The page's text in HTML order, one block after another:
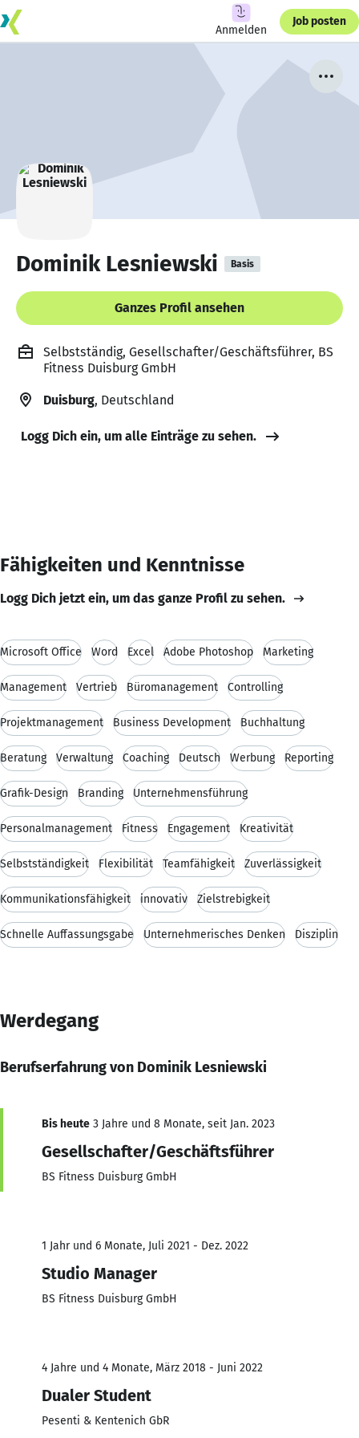
Anmelden
Job posten
Dominik Lesniewski Basis
Ganzes Profil ansehen
Selbstständig, Gesellschafter/Geschäftsführer, BS
Fitness Duisburg GmbH
Duisburg, Deutschland
Logg Dich ein, um alle Einträge zu sehen.
Fähigkeiten und Kenntnisse
Logg Dich jetzt ein, um das ganze Profil zu sehen.
Microsoft Office Word Excel Adobe Photoshop Marketing
Management Vertrieb Büromanagement Controlling
Projektmanagement Business Development Buchhaltung
Beratung Verwaltung Coaching Deutsch Werbung Reporting
Grafik-Design Branding Unternehmensführung
Personalmanagement Fitness Engagement Kreativität
Selbstständigkeit Flexibilität Teamfähigkeit Zuverlässigkeit
Kommunikationsfähigkeit innovativ Zielstrebigkeit
Schnelle Auffassungsgabe Unternehmerisches Denken Disziplin
Werdegang
Berufserfahrung von Dominik Lesniewski
Bis heute 3 Jahre und 8 Monate, seit Jan. 2023
Gesellschafter/Geschäftsführer
BS Fitness Duisburg GmbH
1 Jahr und 6 Monate, Juli 2021 - Dez. 2022
Studio Manager
BS Fitness Duisburg GmbH
4 Jahre und 4 Monate, März 2018 - Juni 2022
Dualer Student
Pesenti & Kentenich GbR